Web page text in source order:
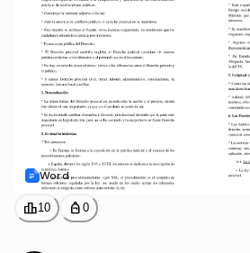
Word
leaderboard10 personal_bag 0